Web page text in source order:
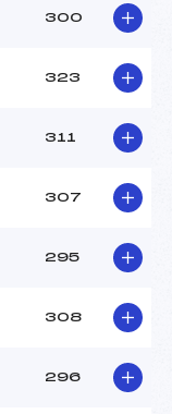
300
323
311
307
295
308
296